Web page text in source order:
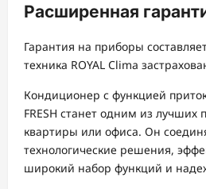
Расширенная
Гарантия на приборы
техника ROYAL Clima
Кондиционер с функцией
FRESH станет одним из лучших
квартиры или офиса. Он
технологические решения,
широкий набор функций и